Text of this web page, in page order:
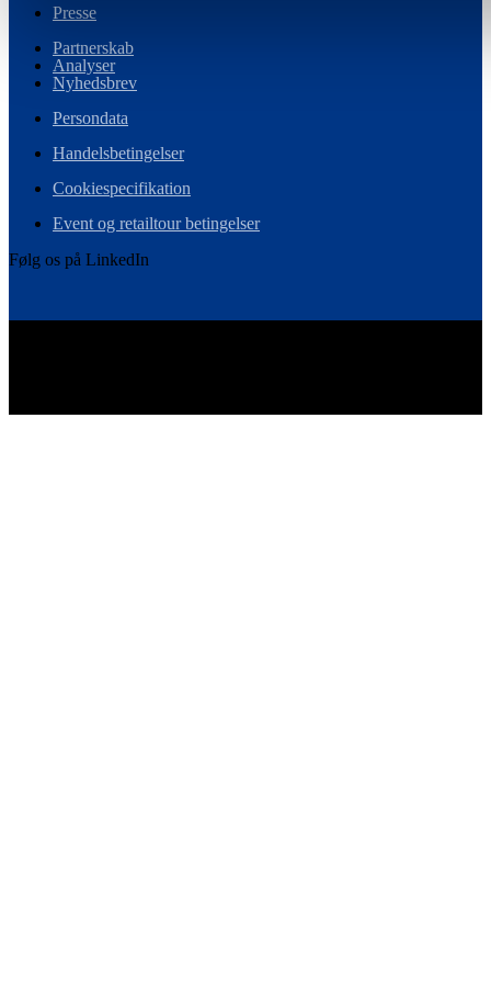
Presse
Partnerskab
Analyser
Nyhedsbrev
Persondata
Handelsbetingelser
Cookiespecifikation
Event og retailtour betingelser
Følg os på LinkedIn